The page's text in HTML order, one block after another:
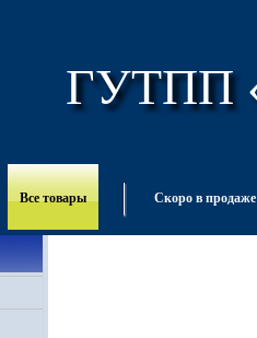
ГУТПП
Все товары Скоро в продаже